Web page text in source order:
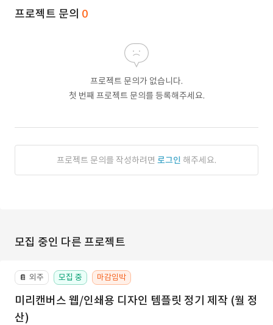
프로젝트 문의 0
프로젝트 문의가 없습니다.
첫 번째 프로젝트 문의를 등록해주세요.
프로젝트 문의를 작성하려면 로그인 해주세요.
모집 중인 다른 프로젝트
📔 외주 모집 중 마감임박
미리캔버스 웹/인쇄용 디자인 템플릿 정기 제작 (월 정
산)